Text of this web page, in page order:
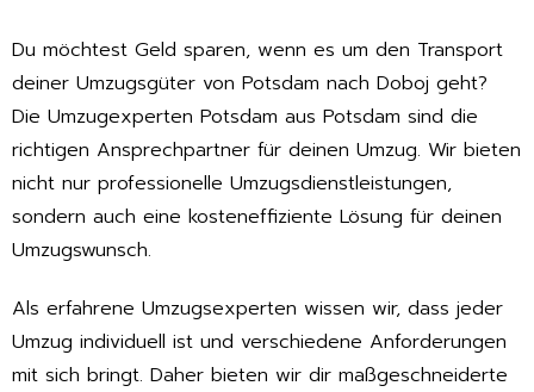
Du möchtest Geld sparen, wenn es um den Transport
deiner Umzugsgüter von Potsdam nach Doboj geht?
Die Umzugexperten Potsdam aus Potsdam sind die
richtigen Ansprechpartner für deinen Umzug. Wir bieten
nicht nur professionelle Umzugsdienstleistungen,
sondern auch eine kosteneffiziente Lösung für deinen
Umzugswunsch.
Als erfahrene Umzugsexperten wissen wir, dass jeder
Umzug individuell ist und verschiedene Anforderungen
mit sich bringt. Daher bieten wir dir maßgeschneiderte